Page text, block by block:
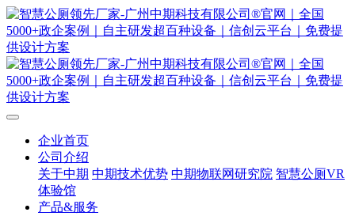
企业首页
公司介绍
关于中期 中期技术优势 中期物联网研究院 智慧公厕VR
体验馆
产品&服务